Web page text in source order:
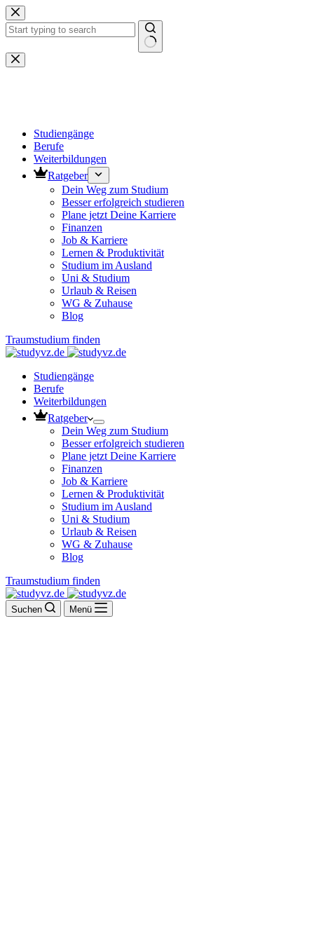
Zum
Inhalt
springen
Keine
Ergebnisse
Studiengänge
Berufe
Weiterbildungen
Ratgeber
Dein Weg zum Studium
Besser erfolgreich studieren
Plane jetzt Deine Karriere
Finanzen
Job & Karriere
Lernen & Produktivität
Studium im Ausland
Uni & Studium
Urlaub & Reisen
WG & Zuhause
Blog
Traumstudium finden
Studiengänge
Berufe
Weiterbildungen
Ratgeber
Dein Weg zum Studium
Besser erfolgreich studieren
Plane jetzt Deine Karriere
Finanzen
Job & Karriere
Lernen & Produktivität
Studium im Ausland
Uni & Studium
Urlaub & Reisen
WG & Zuhause
Blog
Traumstudium finden
Suchen Menü